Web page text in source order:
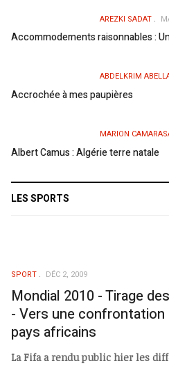
AREZKI SADAT
Accommodements raisonnables :
ABDELKRIM
Accrochée à mes paupières
MARION
Albert Camus : Algérie terre natale
LES SPORTS
SPORT DÉC 2, 2009
Mondial 2010 - Tirage
- Vers une confrontation
pays africains
La Fifa a rendu public hier les